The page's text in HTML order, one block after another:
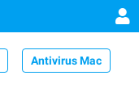
Antivirus Mac